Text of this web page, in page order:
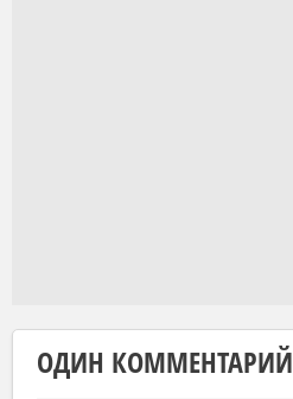
ОДИН КОММЕНТАРИЙ